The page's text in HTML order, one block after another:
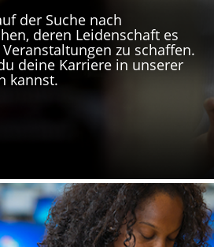
der Suche nach
deren Leidenschaft es
zu schaffen.
deine Karriere in unserer
kannst.